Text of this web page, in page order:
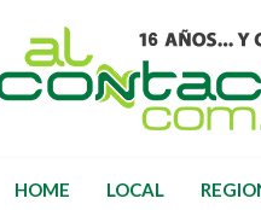
HOME LOCAL